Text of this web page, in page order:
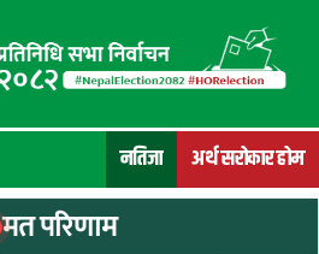
नतिजा अर्थ सरोकार होम
मत परिणाम